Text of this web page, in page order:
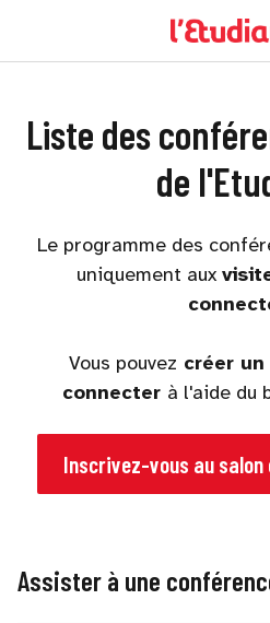
Liste des
de
Le programme des
uniquement aux
Vous pouvez créer
connecter à l'aide du
Inscrivez-vous au
Assister à une